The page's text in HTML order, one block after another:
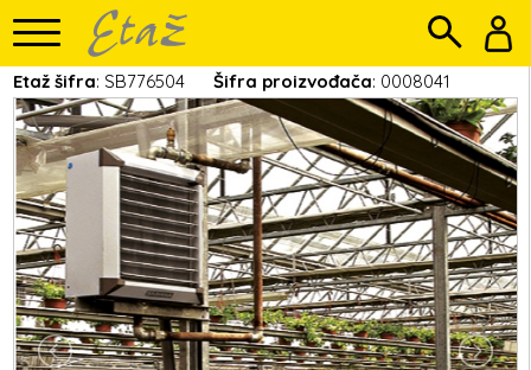
Etaž šifra: SB776504 Šifra proizvođača: 0008041